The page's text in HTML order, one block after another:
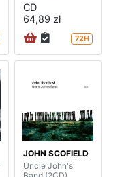
CD
64,89 zł
72H
JOHN SCOFIELD
Uncle John's